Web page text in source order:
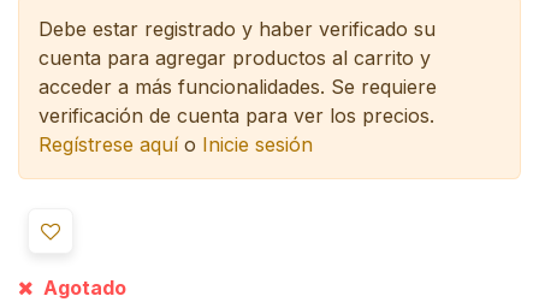
Debe estar registrado y haber verificado su
cuenta para agregar productos al carrito y
acceder a más funcionalidades. Se requiere
verificación de cuenta para ver los precios.
Regístrese aquío Inicie sesión
Agotado